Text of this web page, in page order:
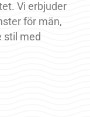
Vi erbjuder
för män,
stil med